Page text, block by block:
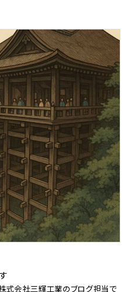
式会社三輝工業のブログ担当で